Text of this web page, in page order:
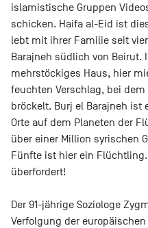
islamistische Gruppen
schicken. Haifa al-Eid ist
lebt mit ihrer Familie seit
Barajneh südlich von Beirut.
mehrstöckiges Haus, hier
feuchten Verschlag, bei dem
bröckelt. Burj el Barajneh ist
Orte auf dem Planeten der
über einer Million syrischen
Fünfte ist hier ein
überfordert!
Der 91-jährige Soziologe
Verfolgung der